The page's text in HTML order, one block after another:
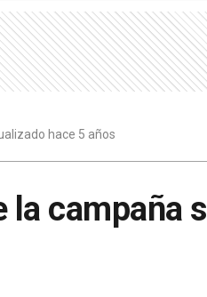
hace 5 años
campaña